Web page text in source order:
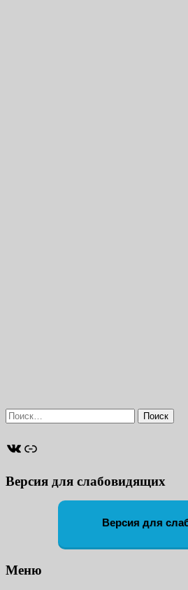
Найти:
ВКонтакте
Ссылка
Версия для слабовидящих
Версия для
Меню